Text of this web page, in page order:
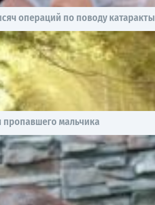
операций по поводу катаракты
мальчика